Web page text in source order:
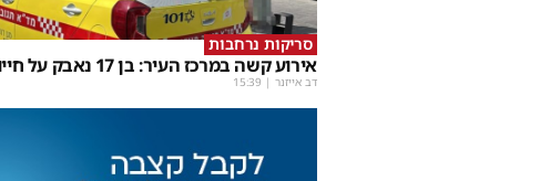
סריקות נרחבות
אירוע קשה במרכז העיר: בן 17 נאבק על חייו
דב אייזנר |
15:39